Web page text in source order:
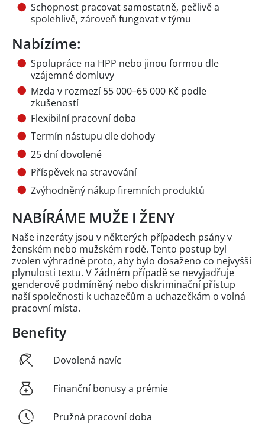
Schopnost pracovat samostatně, pečlivě a
spolehlivě, zároveň fungovat v týmu
Nabízíme:
Spolupráce na HPP nebo jinou formou dle
vzájemné domluvy
Mzda v rozmezí 55 000–65 000 Kč podle
zkušeností
Flexibilní pracovní doba
Termín nástupu dle dohody
25 dní dovolené
Příspěvek na stravování
Zvýhodněný nákup firemních produktů
NABÍRÁME MUŽE I ŽENY
Naše inzeráty jsou v některých případech psány v
ženském nebo mužském rodě. Tento postup byl
zvolen výhradně proto, aby bylo dosaženo co nejvyšší
plynulosti textu. V žádném případě se nevyjadřuje
genderově podmíněný nebo diskriminační přístup
naší společnosti k uchazečům a uchazečkám o volná
pracovní místa.
Benefity
Dovolená navíc
Finanční bonusy a prémie
Pružná pracovní doba